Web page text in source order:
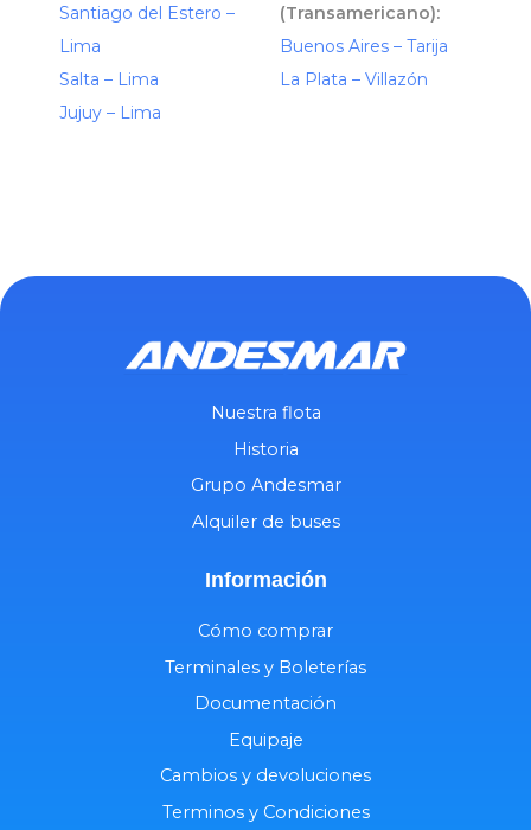
Santiago del Estero –
Lima
Salta – Lima
Jujuy – Lima
(Transamericano):
Buenos Aires – Tarija
La Plata – Villazón
Nuestra flota
Historia
Grupo Andesmar
Alquiler de buses
Información
Cómo comprar
Terminales y Boleterías
Documentación
Equipaje
Cambios y devoluciones
Terminos y Condiciones